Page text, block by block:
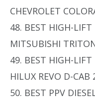
CHEVROLET
48. BEST HIGH-
MITSUBISHI
49. BEST HIGH-
HILUX REVO D-
50. BEST PPV